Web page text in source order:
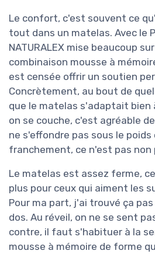
Le confort, c'est souvent ce
tout dans un matelas. Avec le
NATURALEX mise beaucoup
combinaison mousse à
est censée offrir un soutien
Concrètement, au bout de
que le matelas s'adaptait bien
on se couche, c'est agréable
ne s'effondre pas sous le poids
franchement, ce n'est pas non
Le matelas est assez ferme,
plus pour ceux qui aiment les
Pour ma part, j'ai trouvé ça
dos. Au réveil, on ne se sent
contre, il faut s'habituer à la
mousse à mémoire de forme